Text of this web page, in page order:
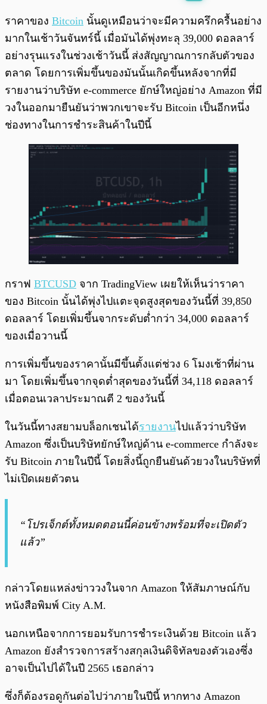
0:00 /0:00
ราคาของ Bitcoin นั้นดูเหมือนว่าจะมีความครึกครื้นอย่าง
มากในเช้าวันจันทร์นี้ เมื่อมันได้พุ่งทะลุ 39,000 ดอลลาร์
อย่างรุนแรงในช่วงเช้าวันนี้ ส่งสัญญาณการกลับตัวของ
ตลาด โดยการเพิ่มขึ้นของมันนั้นเกิดขึ้นหลังจากที่มี
รายงานว่าบริษัท e-commerce ยักษ์ใหญ่อย่าง Amazon ที่มี
วงในออกมายืนยันว่าพวกเขาจะรับ Bitcoin เป็นอีกหนึ่ง
ช่องทางในการชำระสินค้าในปีนี้
กราฟ BTCUSD จาก TradingView เผยให้เห็นว่าราคา
ของ Bitcoin นั้นได้พุ่งไปแตะจุดสูงสุดของวันนี้ที่ 39,850
ดอลลาร์ โดยเพิ่มขึ้นจากระดับต่ำกว่า 34,000 ดอลลาร์
ของเมื่อวานนี้
การเพิ่มขึ้นของราคานั้นมีขึ้นตั้งแต่ช่วง 6 โมงเช้าที่ผ่าน
มา โดยเพิ่มขึ้นจากจุดต่ำสุดของวันนี้ที่ 34,118 ดอลลาร์
เมื่อตอนเวลาประมาณตี 2 ของวันนี้
ในวันนี้ทางสยามบล็อกเชนได้รายงานไปแล้วว่าบริษัท
Amazon ซึ่งเป็นบริษัทยักษ์ใหญ่ด้าน e-commerce กำลังจะ
รับ Bitcoin ภายในปีนี้ โดยสิ่งนี้ถูกยืนยันด้วยวงในบริษัทที่
ไม่เปิดเผยตัวตน
“โปรเจ็กต์ทั้งหมดตอนนี้ค่อนข้างพร้อมที่จะเปิดตัว
แล้ว”
กล่าวโดยแหล่งข่าววงในจาก Amazon ให้สัมภาษณ์กับ
หนังสือพิมพ์ City A.M.
นอกเหนือจากการยอมรับการชำระเงินด้วย Bitcoin แล้ว
Amazon ยังสำรวจการสร้างสกุลเงินดิจิทัลของตัวเองซึ่ง
อาจเป็นไปได้ในปี 2565 เธอกล่าว
ซึ่งก็ต้องรอดูกันต่อไปว่าภายในปีนี้ หากทาง Amazon